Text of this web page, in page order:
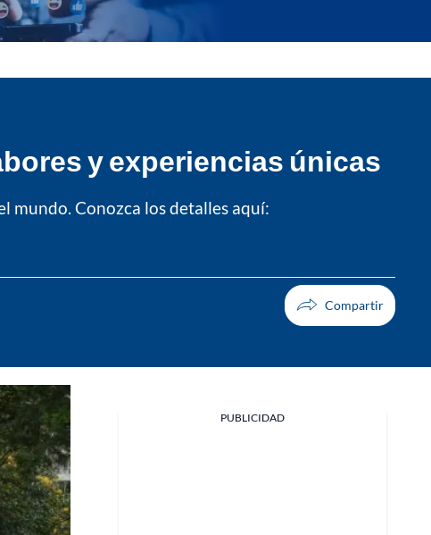
y experiencias únicas
mundo. Conozca los detalles aquí:
PUBLICIDAD